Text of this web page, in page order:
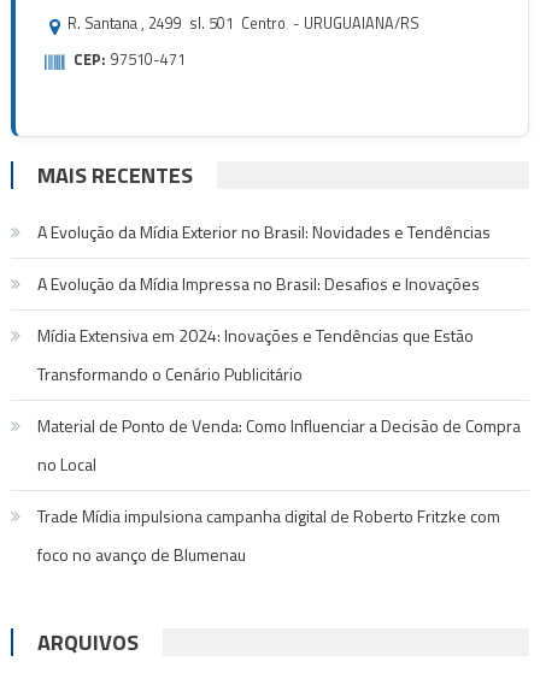
R. Santana , 2499 sl. 501 Centro - URUGUAIANA/RS
CEP: 97510-471
MAIS RECENTES
A Evolução da Mídia Exterior no Brasil: Novidades e Tendências
A Evolução da Mídia Impressa no Brasil: Desafios e Inovações
Mídia Extensiva em 2024: Inovações e Tendências que Estão
Transformando o Cenário Publicitário
Material de Ponto de Venda: Como Influenciar a Decisão de Compra
no Local
Trade Mídia impulsiona campanha digital de Roberto Fritzke com
foco no avanço de Blumenau
ARQUIVOS